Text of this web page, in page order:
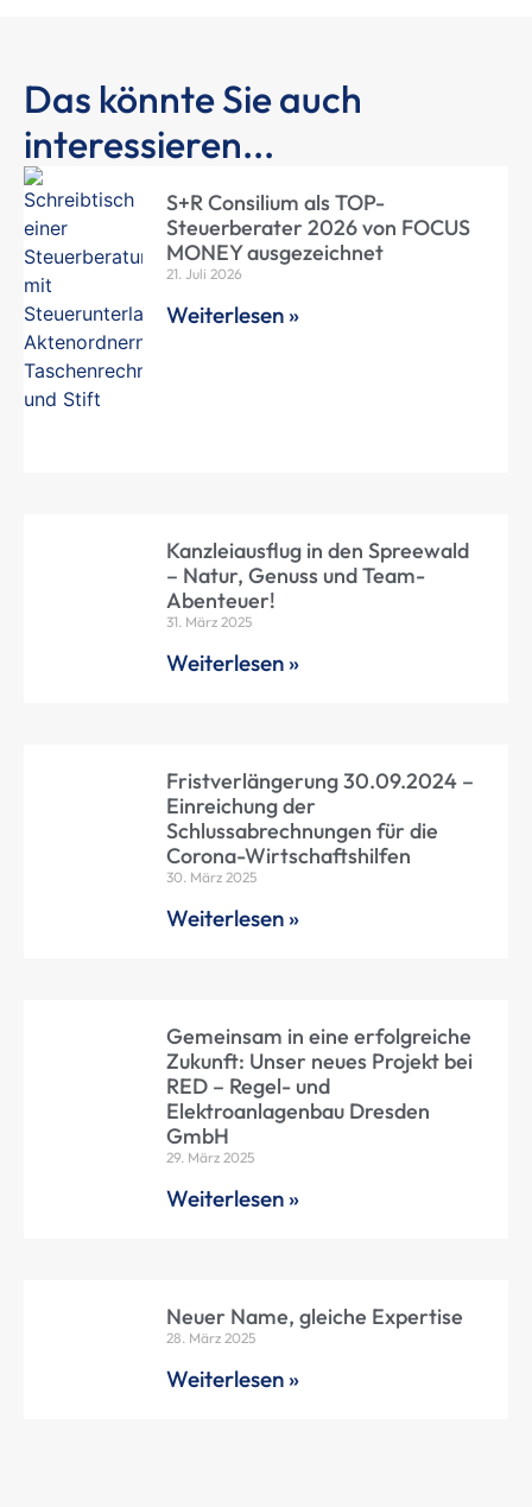
Das könnte Sie auch
interessieren...
S+R Consilium als TOP-
Steuerberater 2026 von FOCUS
MONEY ausgezeichnet
21. Juli 2026
Weiterlesen »
Kanzleiausflug in den Spreewald
– Natur, Genuss und Team-
Abenteuer!
31. März 2025
Weiterlesen »
Fristverlängerung 30.09.2024 –
Einreichung der
Schlussabrechnungen für die
Corona-Wirtschaftshilfen
30. März 2025
Weiterlesen »
Gemeinsam in eine erfolgreiche
Zukunft: Unser neues Projekt bei
RED – Regel- und
Elektroanlagenbau Dresden
GmbH
29. März 2025
Weiterlesen »
Neuer Name, gleiche Expertise
28. März 2025
Weiterlesen »